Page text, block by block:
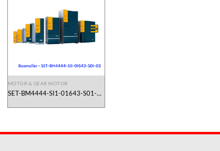
MOTOR & GEAR MOTOR
SET-BM4444-SI1-01643-S01-03